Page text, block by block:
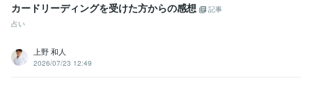
カードリーディングを受けた方からの感想
記事
占い
上野 和人
2026/07/23 12:49